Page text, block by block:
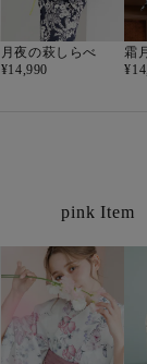
月夜の萩しらべ
¥14,990
霜
¥
pink Item